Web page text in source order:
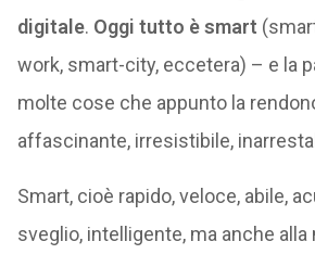
digitale. Oggi tutto è smart
work, smart-city, eccetera) – e la
molte cose che appunto la
affascinante, irresistibile,
Smart, cioè rapido, veloce, abile,
sveglio, intelligente, ma anche alla